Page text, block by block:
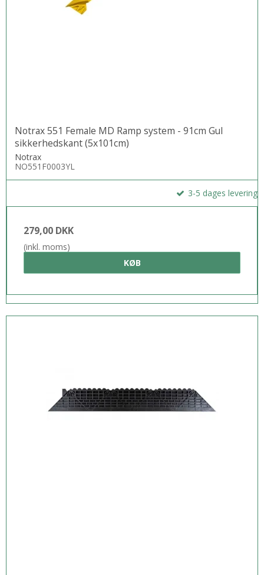
Notrax 551 Female MD Ramp system - 91cm Gul
sikkerhedskant (5x101cm)
Notrax
NO551F0003YL
3-5 dages levering
279,00 DKK
(inkl. moms)
KØB